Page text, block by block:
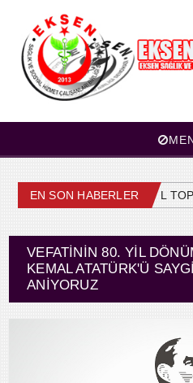
EN SON HABERLER
4. OLAĞAN GENEL KURUL
VEFATININ 80. YIL
KEMAL ATATÜRK'Ü
ANIYORUZ